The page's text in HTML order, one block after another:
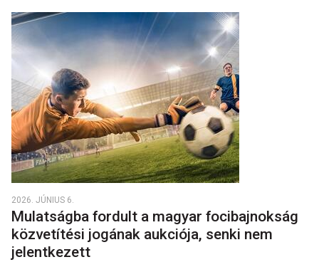
2026. JÚNIUS 6.
Mulatságba fordult a magyar focibajnokság
közvetítési jogának aukciója, senki nem
jelentkezett